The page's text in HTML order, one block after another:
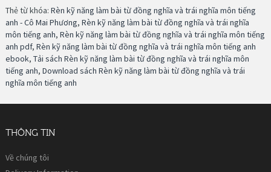
Thẻ từ khóa: Rèn kỹ năng làm bài từ đồng nghĩa và trái nghĩa môn tiếng
anh - Cô Mai Phương, Rèn kỹ năng làm bài từ đồng nghĩa và trái nghĩa
môn tiếng anh, Rèn kỹ năng làm bài từ đồng nghĩa và trái nghĩa môn tiếng
anh pdf, Rèn kỹ năng làm bài từ đồng nghĩa và trái nghĩa môn tiếng anh
ebook, Tải sách Rèn kỹ năng làm bài từ đồng nghĩa và trái nghĩa môn
tiếng anh, Download sách Rèn kỹ năng làm bài từ đồng nghĩa và trái
nghĩa môn tiếng anh
THÔNG TIN
Về chúng tôi